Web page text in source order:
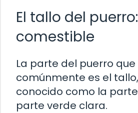
El tallo del
comestible
La parte del puerro
comúnmente es el
conocido como la
parte verde clara.